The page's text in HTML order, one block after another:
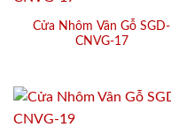
Cửa Nhôm Vân Gỗ SGD-
CNVG-17